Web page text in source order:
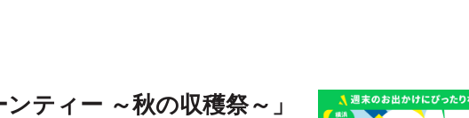
ティー ～秋の収穫祭～」